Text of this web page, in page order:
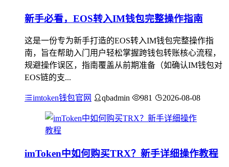
新手必看，EOS转入IM钱包完整操作指南
这是一份专为新手打造的EOS转入IM钱包完整操作指
南，旨在帮助入门用户轻松掌握跨钱包转账核心流程，
规避操作误区，指南覆盖从前期准备（如确认IM钱包对
EOS链的支...
imtoken钱包官网 qbadmin 981 2026-08-08
imToken中如何购买TRX？新手详细操作教程